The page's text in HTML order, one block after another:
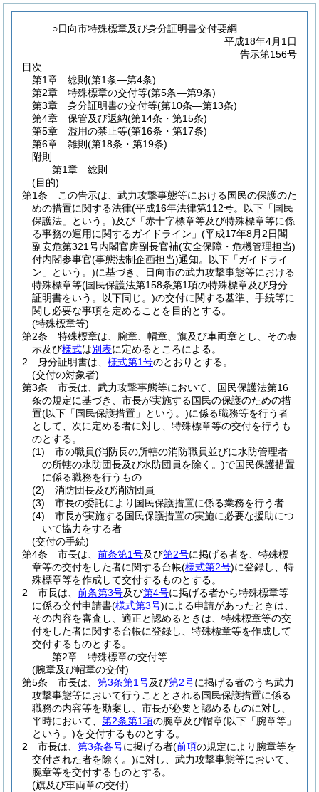
○日向市特殊標章及び身分証明書交付要綱
平成18年4月1日
告示第156号
目次
第1章
総則 (第1条―第4条)
第2章
特殊標章の交付等(第5条―第9条)
第3章
身分証明書の交付等(第10条―第13条)
第4章
保管及び返納(第14条・第15条)
第5章
濫用の禁止等(第16条・第17条)
第6章
雑則 (第18条・第19条)
附則
第1章
総則
(目的)
第1条
この告示は、武力攻撃事態等における国民の保護のた
めの措置に関する法律(平成16年法律第112号。以下「国民
保護法」という。)及び「赤十字標章等及び特殊標章等に係
る事務の運用に関するガイドライン」 (平成17年8月2日閣
副安危第321号内閣官房副長官補(安全保障・危機管理担当)
付内閣参事官(事態法制企画担当)通知。以下「ガイドライ
ン」という。)に基づき、日向市の武力攻撃事態等における
特殊標章等(国民保護法第158条第1項の特殊標章及び身分
証明書をいう。以下同じ。)の交付に関する基準、手続等に
関し必要な事項を定めることを目的とする。
(特殊標章等)
第2条
特殊標章は、腕章、帽章、旗及び車両章とし、その表
示及び様式は別表に定めるところによる。
2
身分証明書は、 様式第1号のとおりとする。
(交付の対象者)
第3条
市長は、武力攻撃事態等において、国民保護法第16
条の規定に基づき、市長が実施する国民の保護のための措
置(以下「国民保護措置」という。)に係る職務等を行う者
として、次に定める者に対し、特殊標章等の交付を行うも
のとする。
(1)
市の職員(消防長の所轄の消防職員並びに水防管理者
の所轄の水防団長及び水防団員を除く。)で国民保護措置
に係る職務を行うもの
(2)
消防団長及び消防団員
(3)
市長の委託により国民保護措置に係る業務を行う者
(4)
市長が実施する国民保護措置の実施に必要な援助につ
いて協力をする者
(交付の手続)
第4条
市長は、 前条第1号及び第2号に掲げる者を、特殊標
章等の交付をした者に関する台帳(様式第2号)に登録し、特
殊標章等を作成して交付するものとする。
2
市長は、 前条第3号及び第4号に掲げる者から特殊標章等
に係る交付申請書(様式第3号)による申請があったときは、
その内容を審査し、適正と認めるときは、特殊標章等の交
付をした者に関する台帳に登録し、特殊標章等を作成して
交付するものとする。
第2章
特殊標章の交付等
(腕章及び帽章の交付)
第5条
市長は、 第3条第1号及び第2号に掲げる者のうち武力
攻撃事態等において行うこととされる国民保護措置に係る
職務の内容等を勘案し、市長が必要と認めるものに対し、
平時において、 第2条第1項の腕章及び帽章(以下「腕章等」
という。)を交付するものとする。
2
市長は、 第3条各号に掲げる者(前項の規定により腕章等を
交付された者を除く。)に対し、武力攻撃事態等において、
腕章等を交付するものとする。
(旗及び車両章の交付)